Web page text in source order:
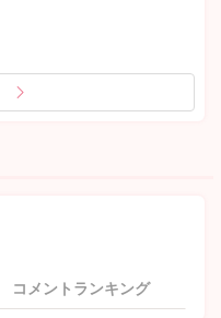
コメントランキング